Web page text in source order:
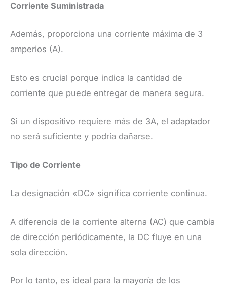
Corriente Suministrada
Además, proporciona una corriente máxima de 3
amperios (A).
Esto es crucial porque indica la cantidad de
corriente que puede entregar de manera segura.
Si un dispositivo requiere más de 3A, el adaptador
no será suficiente y podría dañarse.
Tipo de Corriente
La designación «DC» significa corriente continua.
A diferencia de la corriente alterna (AC) que cambia
de dirección periódicamente, la DC fluye en una
sola dirección.
Por lo tanto, es ideal para la mayoría de los